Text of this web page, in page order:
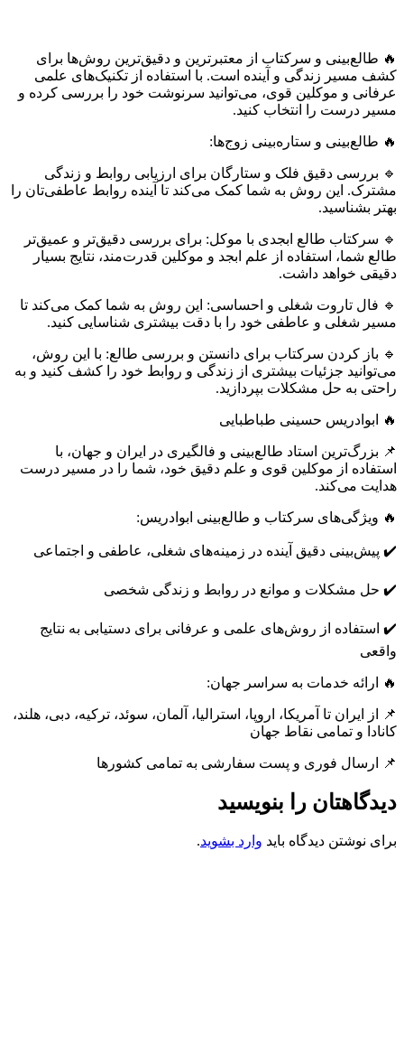
🔥 طالع‌بینی و سرکتاب از معتبرترین و دقیق‌ترین روش‌ها برای
کشف مسیر زندگی و آینده است. با استفاده از تکنیک‌های علمی
عرفانی و موکلین قوی، می‌توانید سرنوشت خود را بررسی کرده و
مسیر درست را انتخاب کنید.
🔥 طالع‌بینی و ستاره‌بینی زوج‌ها:
🔹 بررسی دقیق فلک و ستارگان برای ارزیابی روابط و زندگی
مشترک. این روش به شما کمک می‌کند تا آینده روابط عاطفی‌تان را
بهتر بشناسید.
🔹 سرکتاب طالع ابجدی با موکل: برای بررسی دقیق‌تر و عمیق‌تر
طالع شما، استفاده از علم ابجد و موکلین قدرت‌مند، نتایج بسیار
دقیقی خواهد داشت.
🔹 فال تاروت شغلی و احساسی: این روش به شما کمک می‌کند تا
مسیر شغلی و عاطفی خود را با دقت بیشتری شناسایی کنید.
🔹 باز کردن سرکتاب برای دانستن و بررسی طالع: با این روش،
می‌توانید جزئیات بیشتری از زندگی و روابط خود را کشف کنید و به
راحتی به حل مشکلات بپردازید.
🔥 ابوادریس حسینی طباطبایی
📌 بزرگ‌ترین استاد طالع‌بینی و فالگیری در ایران و جهان، با
استفاده از موکلین قوی و علم دقیق خود، شما را در مسیر درست
هدایت می‌کند.
🔥 ویژگی‌های سرکتاب و طالع‌بینی ابوادریس:
✔️ پیش‌بینی دقیق آینده در زمینه‌های شغلی، عاطفی و اجتماعی
✔️ حل مشکلات و موانع در روابط و زندگی شخصی
✔️ استفاده از روش‌های علمی و عرفانی برای دستیابی به نتایج
واقعی
🔥 ارائه خدمات به سراسر جهان:
📌 از ایران تا آمریکا، اروپا، استرالیا، آلمان، سوئد، ترکیه، دبی، هلند،
کانادا و تمامی نقاط جهان
📌 ارسال فوری و پست سفارشی به تمامی کشورها
دیدگاهتان را بنویسید
برای نوشتن دیدگاه باید وارد بشوید.